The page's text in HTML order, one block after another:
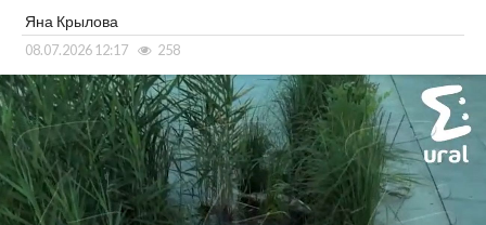
Яна Крылова
08.07.2026 12:17 258